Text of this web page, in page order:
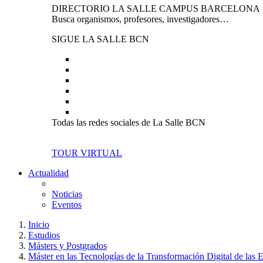
DIRECTORIO LA SALLE CAMPUS BARCELONA
Busca organismos, profesores, investigadores…
SIGUE LA SALLE BCN
Todas las redes sociales de La Salle BCN
TOUR VIRTUAL
Actualidad
Noticias
Eventos
Inicio
Estudios
Másters y Postgrados
Máster en las Tecnologías de la Transformación Digital de las